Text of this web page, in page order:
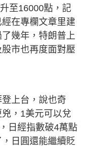
至16000點，記
在專欄文章里建
幾年，特朗普上
市也再度面對壓
上台，說也奇
，1美元可以兌
日經指數破4萬點
日圓還能繼續貶